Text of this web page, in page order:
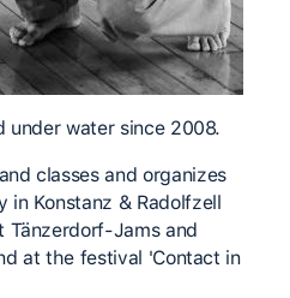
under water since 2008.
classes and organizes
in Konstanz & Radolfzell
Tänzerdorf-Jams and
at the festival 'Contact in